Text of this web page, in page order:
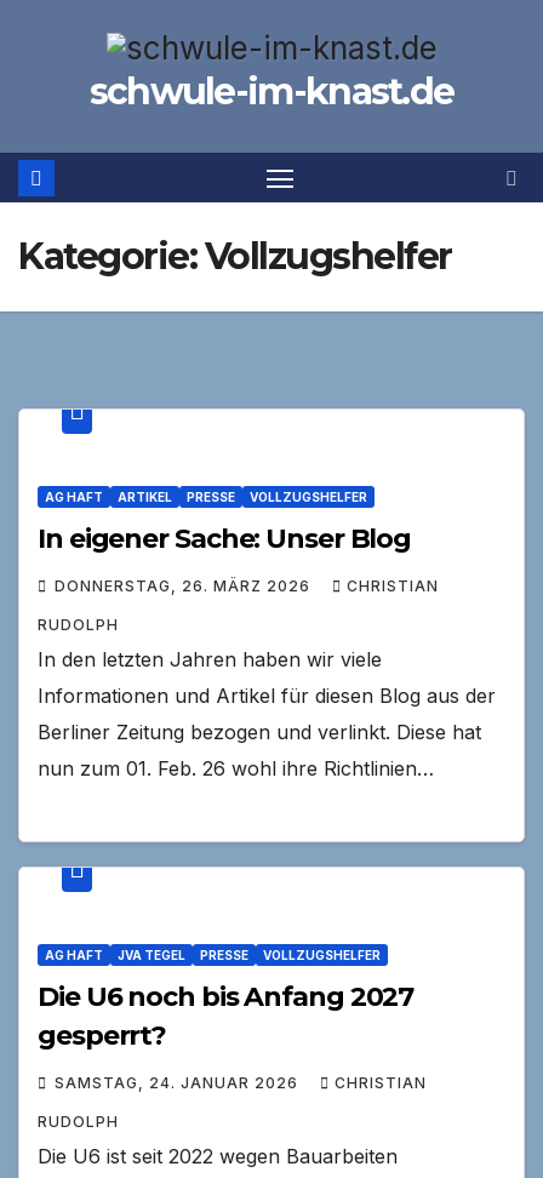
schwule-im-knast.de
Kategorie:Vollzugshelfer
AG HAFT ARTIKEL PRESSE VOLLZUGSHELFER
In eigener Sache: Unser Blog
DONNERSTAG, 26. MÄRZ 2026 CHRISTIAN
RUDOLPH
In den letzten Jahren haben wir viele
Informationen und Artikel für diesen Blog aus der
Berliner Zeitung bezogen und verlinkt. Diese hat
nun zum 01. Feb. 26 wohl ihre Richtlinien…
AG HAFT JVA TEGEL PRESSE VOLLZUGSHELFER
Die U6 noch bis Anfang 2027
gesperrt?
SAMSTAG, 24. JANUAR 2026 CHRISTIAN
RUDOLPH
Die U6 ist seit 2022 wegen Bauarbeiten